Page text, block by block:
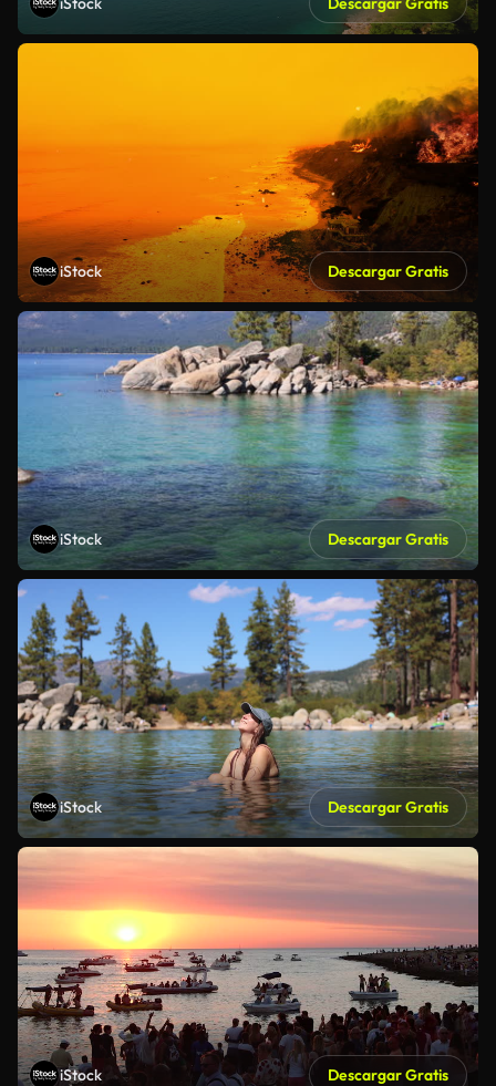
iStock Descargar Gratis
iStock Descargar Gratis
iStock Descargar Gratis
iStock Descargar Gratis